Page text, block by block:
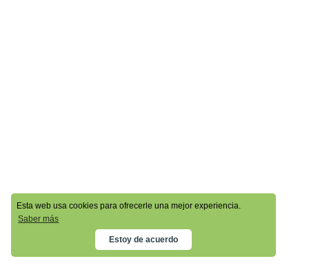
Esta web usa cookies para ofrecerle una mejor experiencia.
Saber más
Estoy de acuerdo